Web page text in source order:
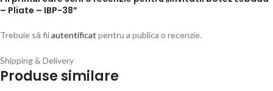
– Pliate – IBP-38”
Trebuie să fiiautentificat pentru a publica o recenzie.
Shipping & Delivery
Produse similare